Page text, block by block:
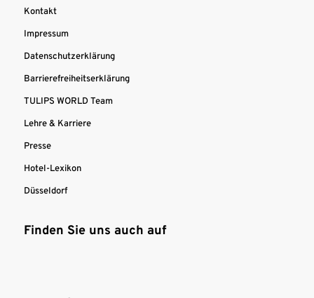
Kontakt
Impressum
Datenschutzerklärung
Barrierefreiheitserklärung
TULIPS WORLD Team
Lehre & Karriere
Presse
Hotel-Lexikon
Düsseldorf
Finden Sie uns auch auf